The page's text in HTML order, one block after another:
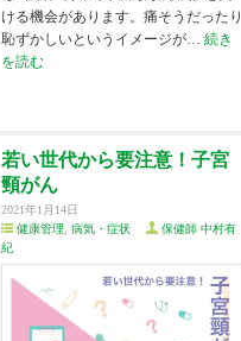
ける機会があります。痛そうだったり
恥ずかしいというイメージが… 続き
を読む
若い世代から要注意！子宮
頸がん
2021年1月14日
健康管理
病気・症状
保健師 中村有
紀